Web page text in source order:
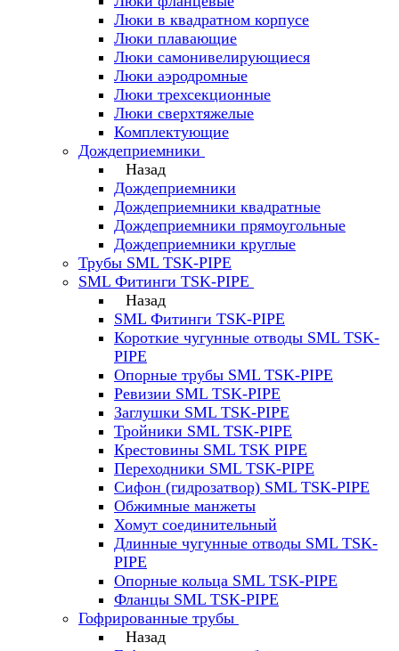
Люки в квадратном корпусе
Люки плавающие
Люки самонивелирующиеся
Люки аэродромные
Люки трехсекционные
Люки сверхтяжелые
Комплектующие
Дождеприемники
Назад
Дождеприемники
Дождеприемники квадратные
Дождеприемники прямоугольные
Дождеприемники круглые
Трубы SML TSK-PIPE
SML Фитинги TSK-PIPE
Назад
SML Фитинги TSK-PIPE
Короткие чугунные отводы SML TSK-
PIPE
Опорные трубы SML TSK-PIPE
Ревизии SML TSK-PIPE
Заглушки SML TSK-PIPE
Тройники SML TSK-PIPE
Крестовины SML TSK PIPE
Переходники SML TSK-PIPE
Сифон (гидрозатвор) SML TSK-PIPE
Обжимные манжеты
Хомут соединительный
Длинные чугунные отводы SML TSK-
PIPE
Опорные кольца SML TSK-PIPE
Фланцы SML TSK-PIPE
Гофрированные трубы
Назад